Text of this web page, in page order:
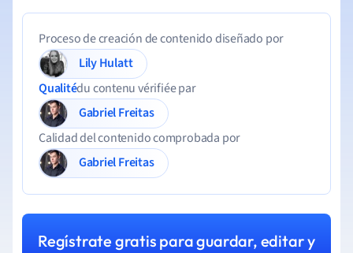
Proceso de creación de contenido diseñado por
Lily Hulatt
Qualitédu contenu vérifiée par
Gabriel Freitas
Calidad del contenido comprobada por
Gabriel Freitas
Regístrate gratis para guardar, editar y